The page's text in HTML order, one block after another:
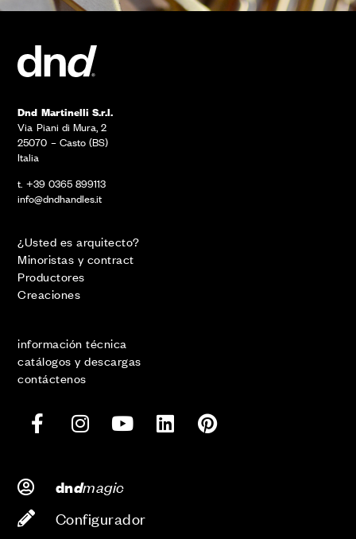
Dnd Martinelli S.r.l.
Via Piani di Mura, 2
25070 – Casto (BS)
Italia
t. +39 0365 899113
info@dndhandles.it
¿Usted es arquitecto?
Minoristas y contract
Productores
Creaciones
información técnica
catálogos y descargas
contáctenos
dndmagic
Configurador